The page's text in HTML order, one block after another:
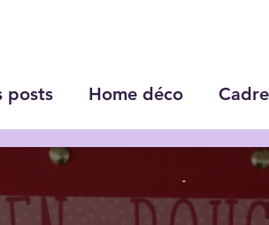
posts Home déco Cadre
carte pop up
-